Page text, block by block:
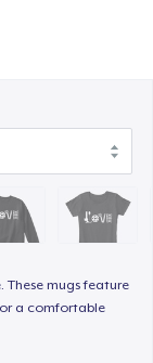
These mugs feature
a comfortable